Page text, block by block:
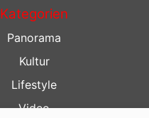
Kategorien
Panorama
Kultur
Lifestyle
Video